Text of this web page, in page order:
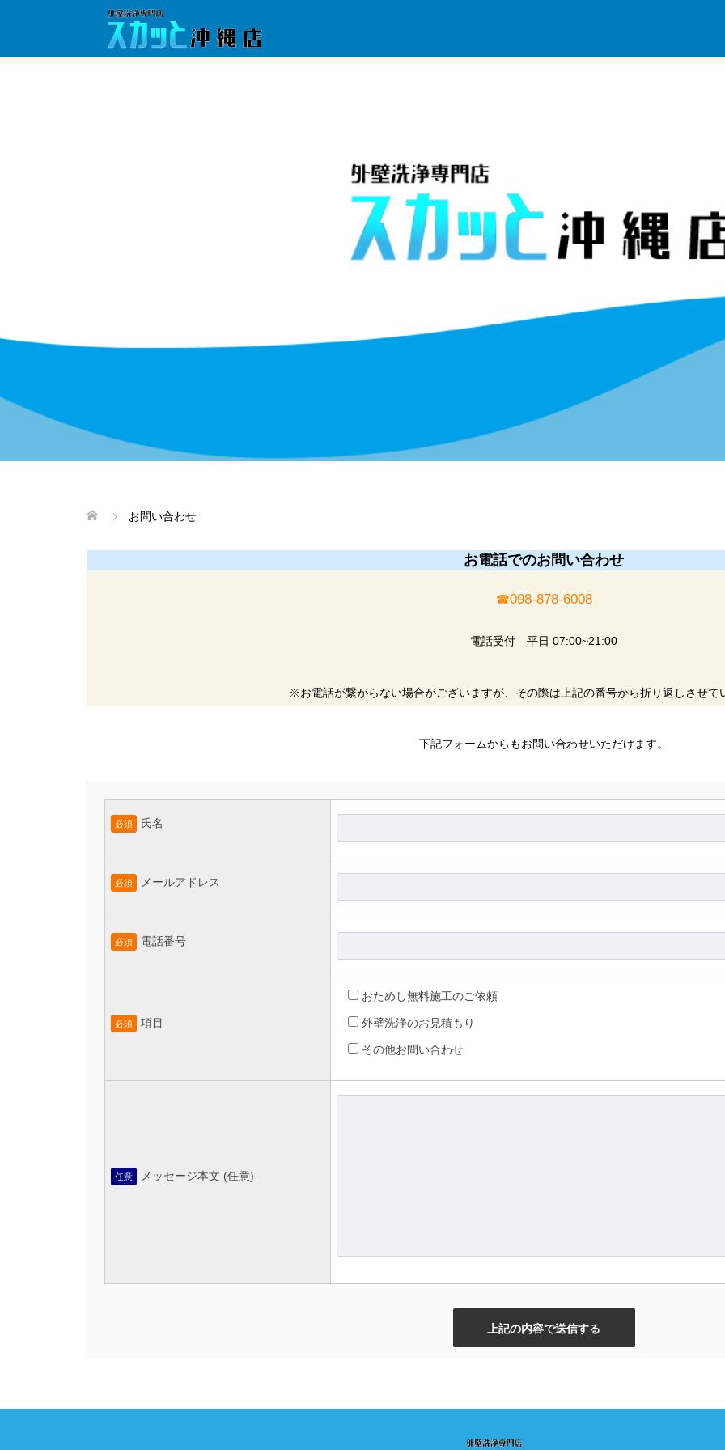
お問い合わせ
お電話でのお問い合わせ
☎︎098-878-6008
電話受付 平日 07:00~21:00
※お電話が繋がらない場合がございますが、その際は上記の番号から折り返しさせて
下記フォームからもお問い合わせいただけます。
必須 氏名
必須 メールアドレス
必須 電話番号
必須 項目
おためし無料施工のご依頼
外壁洗浄のお見積もり
その他お問い合わせ
任意 メッセージ本文 (任意)